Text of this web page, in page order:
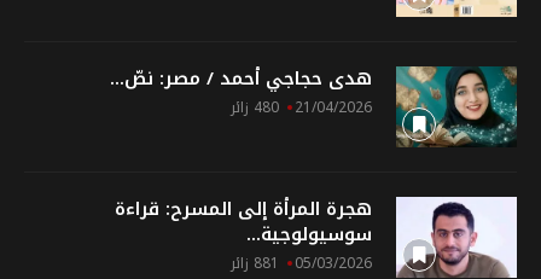
هدى حجاجي أحمد / مصر: نصّ...
21/04/2026 480 زائر
هجرة المرأة إلى المسرح: قراءة
سوسيولوجية...
05/03/2026 881 زائر